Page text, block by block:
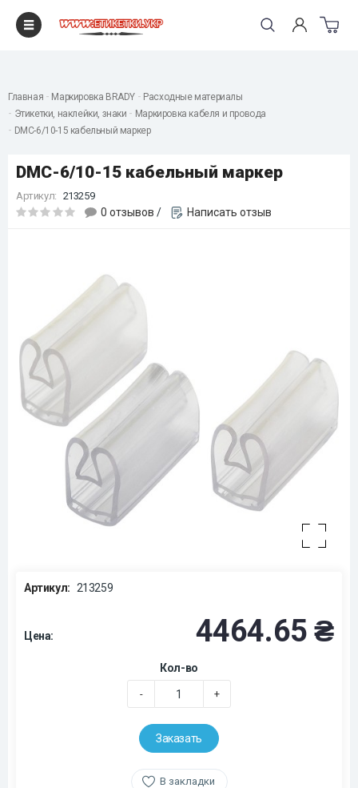
Главная Маркировка BRADY
Расходные материалы
Этикетки, наклейки, знаки
Маркировка кабеля и провода
DMC-6/10-15 кабельный маркер
DMC-6/10-15 кабельный маркер
Артикул: 213259
0 отзывов / Написать отзыв
Артикул: 213259
Цена: 4464.65 ₴
Кол-во
- +
Заказать
В закладки